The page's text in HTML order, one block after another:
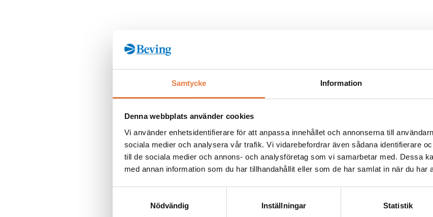
Samtycke Information
Denna webbplats använder cookies
Vi använder enhetsidentifierare för att anpassa innehållet och annonserna till
sociala medier och analysera vår trafik. Vi vidarebefordrar även sådana identifierare
till de sociala medier och annons- och analysföretag som vi samarbetar med. Dessa
med annan information som du har tillhandahållit eller som de har samlat in när du har
Nödvändig
Inställningar Statistik
Se alla